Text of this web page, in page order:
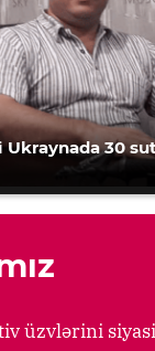
Ukraynada 30
üzvlərini